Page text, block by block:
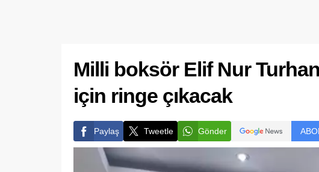
Milli boksör Elif Nur
için ringe çıkacak
Paylaş Tweetle Gönder